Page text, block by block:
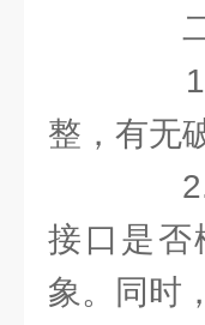
二
1.
整，有无
2.
接口是否
象。同时